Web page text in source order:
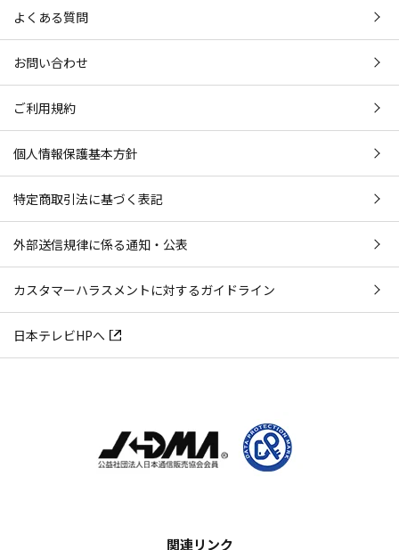
よくある質問
お問い合わせ
ご利用規約
個人情報保護基本方針
特定商取引法に基づく表記
外部送信規律に係る通知・公表
カスタマーハラスメントに対するガイドライン
日本テレビHPへ
関連リンク